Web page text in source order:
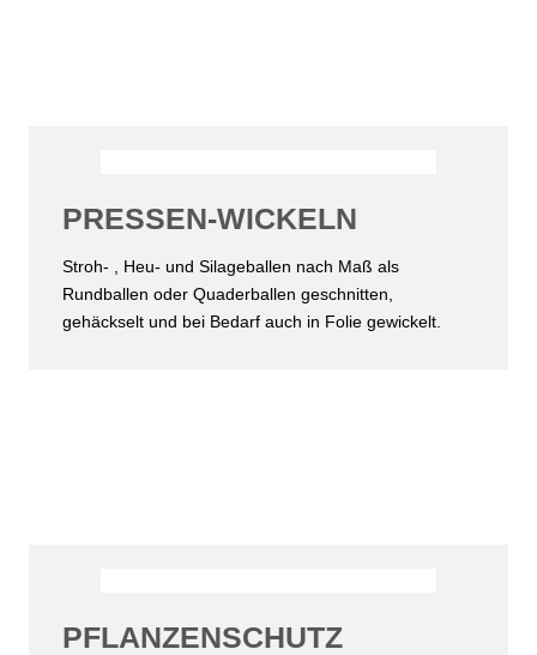
PRESSEN-WICKELN
Stroh- , Heu- und Silageballen nach Maß als
Rundballen oder Quaderballen geschnitten,
gehäckselt und bei Bedarf auch in Folie gewickelt.
PFLANZENSCHUTZ